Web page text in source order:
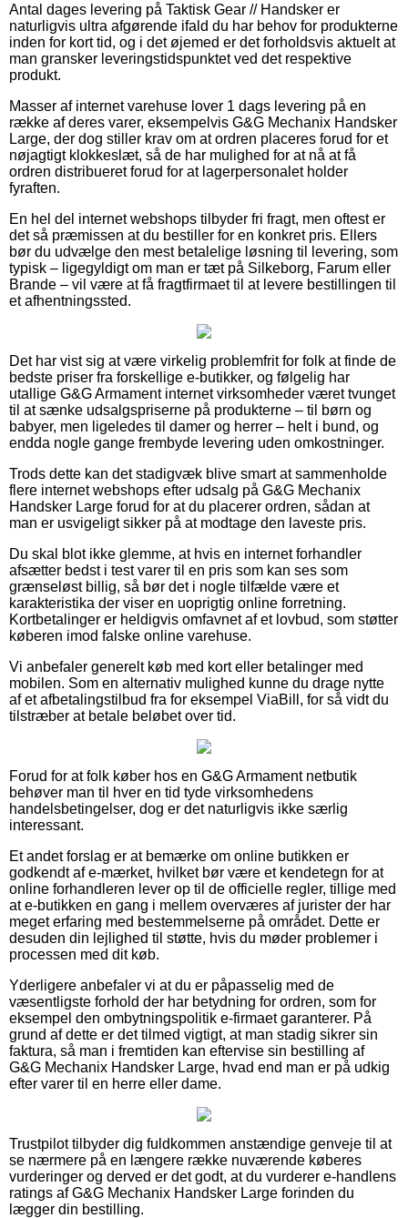
Antal dages levering på Taktisk Gear // Handsker er
naturligvis ultra afgørende ifald du har behov for produkterne
inden for kort tid, og i det øjemed er det forholdsvis aktuelt at
man gransker leveringstidspunktet ved det respektive
produkt.
Masser af internet varehuse lover 1 dags levering på en
række af deres varer, eksempelvis G&G Mechanix Handsker
Large, der dog stiller krav om at ordren placeres forud for et
nøjagtigt klokkeslæt, så de har mulighed for at nå at få
ordren distribueret forud for at lagerpersonalet holder
fyraften.
En hel del internet webshops tilbyder fri fragt, men oftest er
det så præmissen at du bestiller for en konkret pris. Ellers
bør du udvælge den mest betalelige løsning til levering, som
typisk – ligegyldigt om man er tæt på Silkeborg, Farum eller
Brande – vil være at få fragtfirmaet til at levere bestillingen til
et afhentningssted.
Det har vist sig at være virkelig problemfrit for folk at finde de
bedste priser fra forskellige e-butikker, og følgelig har
utallige G&G Armament internet virksomheder været tvunget
til at sænke udsalgspriserne på produkterne – til børn og
babyer, men ligeledes til damer og herrer – helt i bund, og
endda nogle gange frembyde levering uden omkostninger.
Trods dette kan det stadigvæk blive smart at sammenholde
flere internet webshops efter udsalg på G&G Mechanix
Handsker Large forud for at du placerer ordren, sådan at
man er usvigeligt sikker på at modtage den laveste pris.
Du skal blot ikke glemme, at hvis en internet forhandler
afsætter bedst i test varer til en pris som kan ses som
grænseløst billig, så bør det i nogle tilfælde være et
karakteristika der viser en uoprigtig online forretning.
Kortbetalinger er heldigvis omfavnet af et lovbud, som støtter
køberen imod falske online varehuse.
Vi anbefaler generelt køb med kort eller betalinger med
mobilen. Som en alternativ mulighed kunne du drage nytte
af et afbetalingstilbud fra for eksempel ViaBill, for så vidt du
tilstræber at betale beløbet over tid.
Forud for at folk køber hos en G&G Armament netbutik
behøver man til hver en tid tyde virksomhedens
handelsbetingelser, dog er det naturligvis ikke særlig
interessant.
Et andet forslag er at bemærke om online butikken er
godkendt af e-mærket, hvilket bør være et kendetegn for at
online forhandleren lever op til de officielle regler, tillige med
at e-butikken en gang i mellem overværes af jurister der har
meget erfaring med bestemmelserne på området. Dette er
desuden din lejlighed til støtte, hvis du møder problemer i
processen med dit køb.
Yderligere anbefaler vi at du er påpasselig med de
væsentligste forhold der har betydning for ordren, som for
eksempel den ombytningspolitik e-firmaet garanterer. På
grund af dette er det tilmed vigtigt, at man stadig sikrer sin
faktura, så man i fremtiden kan eftervise sin bestilling af
G&G Mechanix Handsker Large, hvad end man er på udkig
efter varer til en herre eller dame.
Trustpilot tilbyder dig fuldkommen anstændige genveje til at
se nærmere på en længere række nuværende køberes
vurderinger og derved er det godt, at du vurderer e-handlens
ratings af G&G Mechanix Handsker Large forinden du
lægger din bestilling.